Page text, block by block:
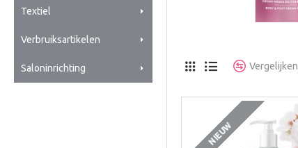
Textiel
Verbruiksartikelen
Saloninrichting Vergelijken
NIEUW